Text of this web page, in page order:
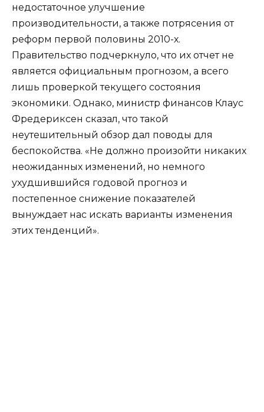
недостаточное улучшение
производительности, а также потрясения от
реформ первой половины 2010-х.
Правительство подчеркнуло, что их отчет не
является официальным прогнозом, а всего
лишь проверкой текущего состояния
экономики. Однако, министр финансов Клаус
Фредериксен сказал, что такой
неутешительный обзор дал поводы для
беспокойства. «Не должно произойти никаких
неожиданных изменений, но немного
ухудшившийся годовой прогноз и
постепенное снижение показателей
вынуждает нас искать варианты изменения
этих тенденций».